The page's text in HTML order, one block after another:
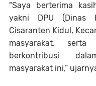
"Saya berterima
yakni DPU (Dinas
Cisaranten Kidul,
masyarakat,
berkontribusi
masyarakat ini,”